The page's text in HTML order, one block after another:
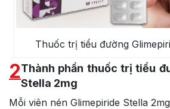
Thuốc trị tiểu đường
2Thành phần thuốc trị tiểu
Stella 2mg
Mỗi viên nén Glimepiride Stella